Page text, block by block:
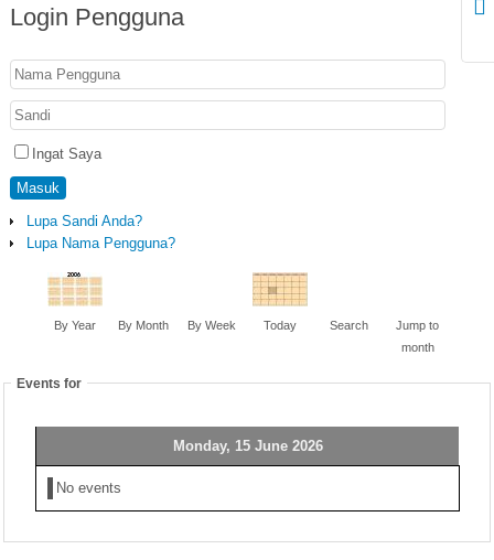
Login Pengguna
Ingat Saya
Masuk
Lupa Sandi Anda?
Lupa Nama Pengguna?
By Year By Month By Week Today Search
Jump to
month
Events for
Monday, 15 June 2026
No events